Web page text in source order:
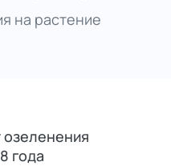
на растение
года